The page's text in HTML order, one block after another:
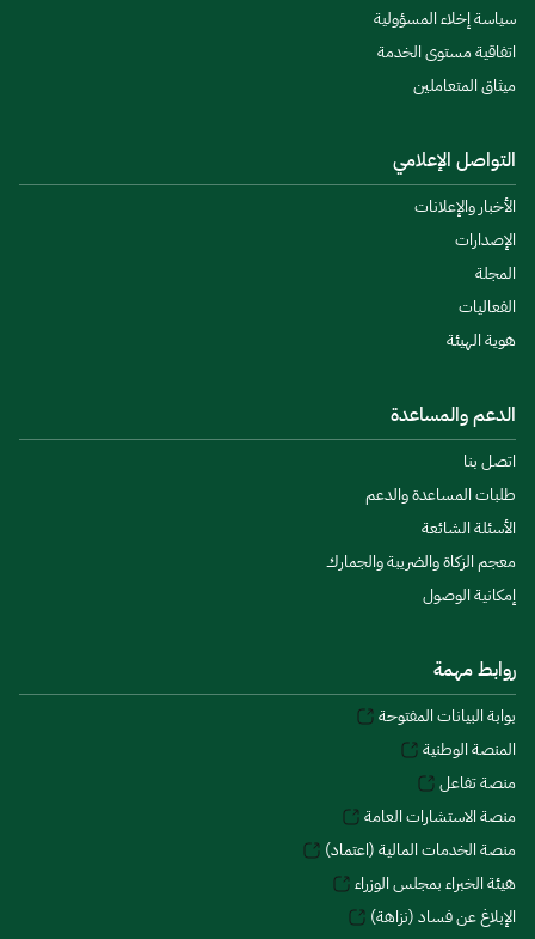
سياسة إخلاء المسؤولية
اتفاقية مستوى الخدمة
ميثاق المتعاملين
التواصل الإعلامي
الأخبار والإعلانات
الإصدارات
المجلة
الفعاليات
هوية الهيئة
الدعم والمساعدة
اتصل بنا
طلبات المساعدة والدعم
الأسئلة الشائعة
معجم الزكاة والضريبة والجمارك
إمكانية الوصول
روابط مهمة
بوابة البيانات المفتوحة
المنصة الوطنية
منصة تفاعل
منصة الاستشارات العامة
منصة الخدمات المالية (اعتماد)
هيئة الخبراء بمجلس الوزراء
الإبلاغ عن فساد (نزاهة)